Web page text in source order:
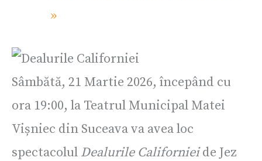
»
Sâmbătă, 21 Martie 2026, începând cu
ora 19:00, la Teatrul Municipal Matei
Vișniec din Suceava va avea loc
spectacolul Dealurile Californieide Jez